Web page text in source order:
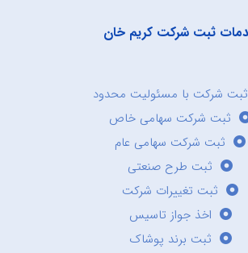
ثبت شرکت کریم خان
ثبت شرکت با مسئولیت محدود
ثبت شرکت سهامی خاص
ثبت شرکت سهامی عام
ثبت طرح صنعتی
ثبت تغییرات شرکت
اخذ جواز تاسیس
ثبت برند پوشاک